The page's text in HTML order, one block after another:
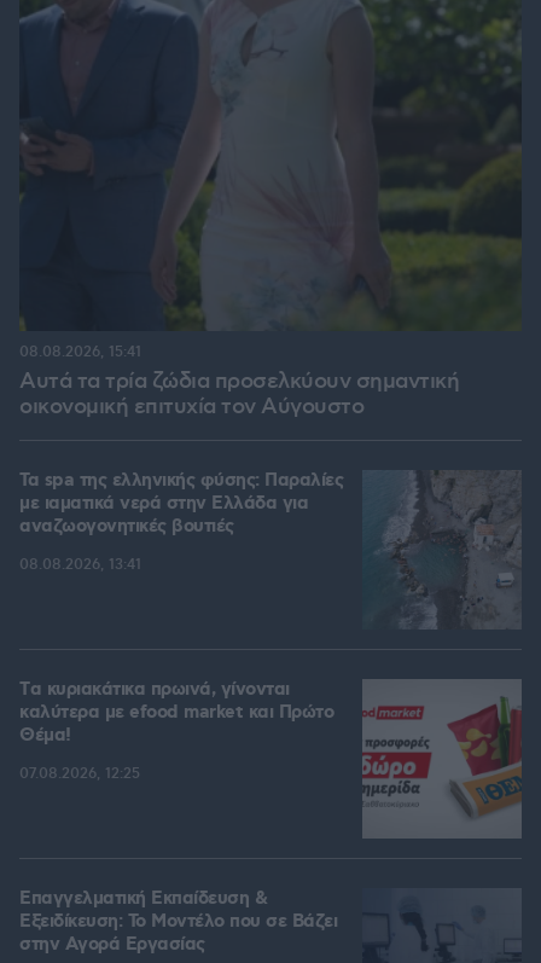
Αυτά τα τρία ζώδια προσελκύουν σημαντική
οικονομική επιτυχία τον Αύγουστο
08.08.2026, 15:41
Τα spa της ελληνικής φύσης: Παραλίες
με ιαματικά νερά στην Ελλάδα για
αναζωογονητικές βουτιές
08.08.2026, 13:41
Tα κυριακάτικα πρωινά, γίνονται
καλύτερα με efood market και Πρώτο
Θέμα!
07.08.2026, 12:25
Επαγγελματική Εκπαίδευση &
Εξειδίκευση: Το Mοντέλο που σε Bάζει
στην Aγορά Eργασίας